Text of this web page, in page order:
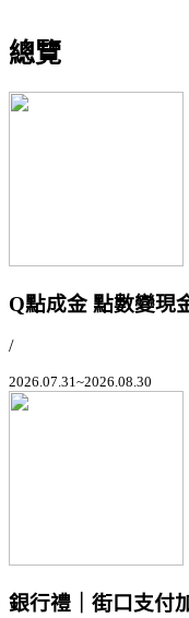
總覽
Q點成金 點數變現
/
2026.07.31~2026.08.30
銀行禮｜街口支付